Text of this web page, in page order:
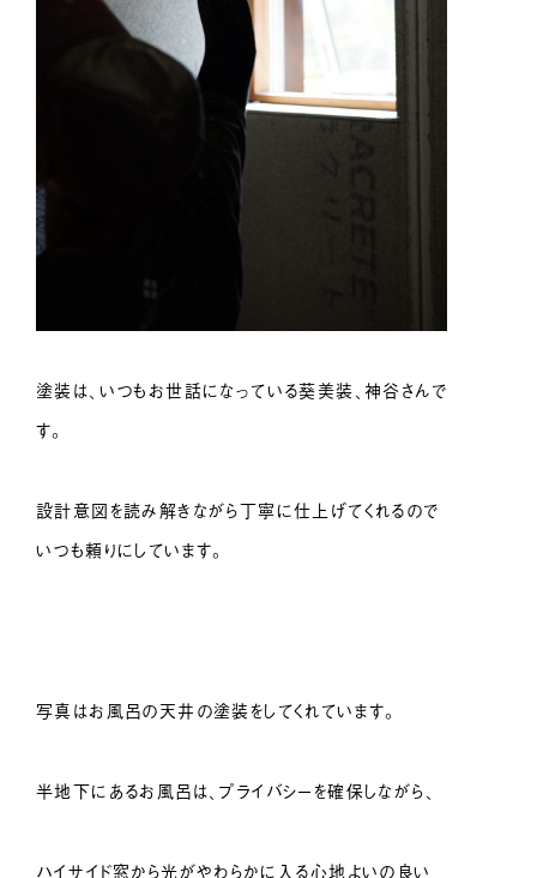
塗装は、いつもお世話になっている葵美装、神谷さんで
す。
設計意図を読み解きながら丁寧に仕上げてくれるので
いつも頼りにしています。
写真はお風呂の天井の塗装をしてくれています。
半地下にあるお風呂は、プライバシーを確保しながら、
ハイサイド窓から光がやわらかに入る心地よいの良い